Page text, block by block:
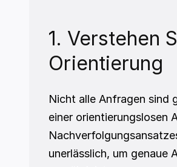
1. Verstehen
Orientierung
Nicht alle Anfragen sind
einer orientierungslosen
unerlässlich, um genaue